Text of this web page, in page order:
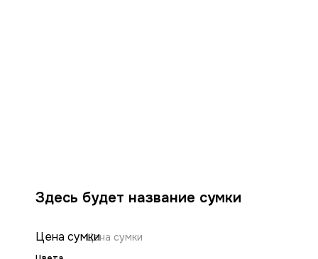
Цена сумки
Цена сумки
Здесь будет название сумки